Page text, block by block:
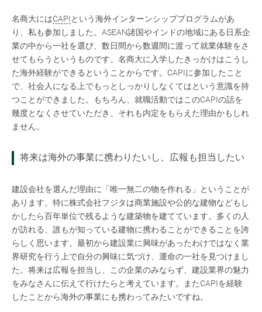
名商大にはCAPIという海外インターンシッププログラムがあ
り、私も参加しました。ASEAN諸国やインドの地域にある日系企
業の中から一社を選び、数日間から数週間に渡って就業体験をさ
せてもらうというものです。名商大に入学したきっかけはこうし
た海外経験ができるということからです。CAPIに参加したこと
で、社会人になる上でもっとしっかりしなくてはという意識を持
つことができました。もちろん、就職活動ではこのCAPIの話を
幾度となくさせていただき、それも内定をもらえた理由かもしれ
ません。
将来は海外の事業に携わりたいし、広報も担当したい
建設会社を選んだ理由に「唯一無二の物を作れる」ということが
あります。特に株式会社フジタは商業施設や公的な建物などもし
かしたら百年単位で残るような建築物を建てています。多くの人
が訪れる、誰もが知っている建物に携わることができることを誇
らしく思います。最初から建設業に興味があったわけではなく業
界研究を行う上で自分の興味に気づけ、運命の一社を見つけまし
た。将来は広報を担当し、この企業のみならず、建設業界の魅力
をみなさんに伝えて行けたらと考えています。またCAPIを経験
したことから海外の事業にも携わってみたいですね。